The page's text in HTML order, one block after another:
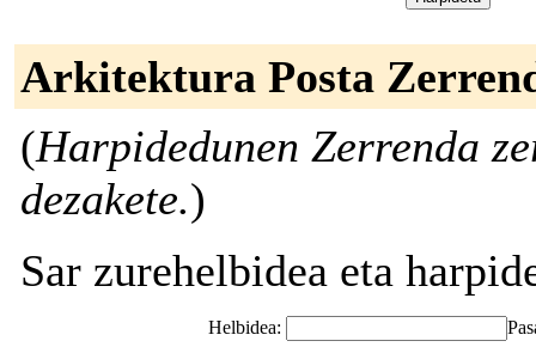
Arkitektura Posta
(Harpidedunen Zerrenda
dezakete.)
Sar zurehelbidea eta
Helbidea: